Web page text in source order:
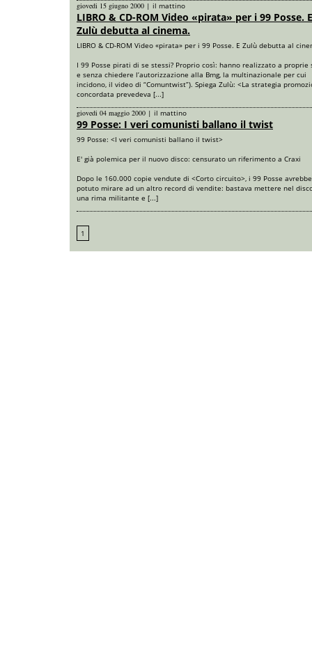
giovedi 15 giugno 2000 | il mattino
LIBRO & CD-ROM Video «pirata» per i 99 Posse. E
Zulù debutta al cinema.
LIBRO & CD-ROM Video «pirata» per i 99 Posse. E Zulù debutta al
I 99 Posse pirati di se stessi? Proprio così: hanno realizzato a proprie
e senza chiedere l’autorizzazione alla Bmg, la multinazionale per cui
incidono, il video di “Comuntwist”). Spiega Zulù: <La strategia
concordata prevedeva [...]
giovedi 04 maggio 2000 | il mattino
99 Posse: I veri comunisti ballano il twist
99 Posse: <I veri comunisti ballano il twist>
E' già polemica per il nuovo disco: censurato un riferimento a Craxi
Dopo le 160.000 copie vendute di <Corto circuito>, i 99 Posse
potuto mirare ad un altro record di vendite: bastava mettere nel
una rima militante e [...]
1